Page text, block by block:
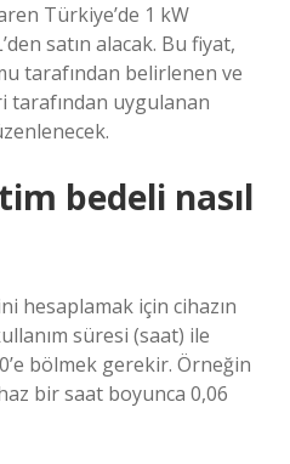
Türkiye’de 1 kW
satın alacak. Bu fiyat,
tarafından belirlenen ve
tarafından uygulanan
bedeli nasıl
hesaplamak için cihazın
süresi (saat) ile
bölmek gerekir. Örneğin
bir saat boyunca 0,06